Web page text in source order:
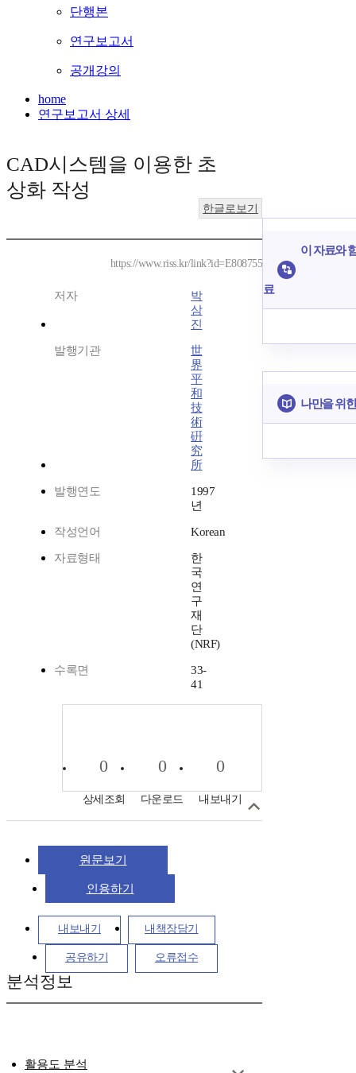
단행본
연구보고서
공개강의
home
연구보고서 상세
CAD시스템을 이용한 초
상화 작성
한글로보기
https://www.riss.kr/link?id=E808755
저자
박
삼
진
발행기관
世
界
平
和
技
術
硏
究
所
발행연도
1997
년
작성언어 Korean
자료형태
한
국
연
구
재
단
(NRF)
수록면
33-
41
0
상세조회
0
다운로드
0
내보내기
원문보기
인용하기
내보내기 내책장담기
공유하기 오류접수
분석정보
활용도 분석
이 자료와
료
나만을 위